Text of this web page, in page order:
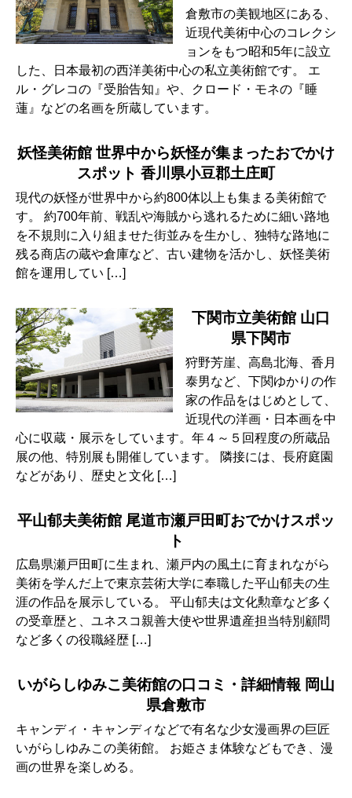
倉敷市の美観地区にある、
近現代美術中心のコレクシ
ョンをもつ昭和5年に設立
した、日本最初の西洋美術中心の私立美術館です。 エ
ル・グレコの『受胎告知』や、クロード・モネの『睡
蓮』などの名画を所蔵しています。
妖怪美術館 世界中から妖怪が集まったおでかけ
スポット 香川県小豆郡土庄町
現代の妖怪が世界中から約800体以上も集まる美術館で
す。 約700年前、戦乱や海賊から逃れるために細い路地
を不規則に入り組ませた街並みを生かし、独特な路地に
残る商店の蔵や倉庫など、古い建物を活かし、妖怪美術
館を運用してい […]
下関市立美術館 山口
県下関市
狩野芳崖、高島北海、香月
泰男など、下関ゆかりの作
家の作品をはじめとして、
近現代の洋画・日本画を中
心に収蔵・展示をしています。年４～５回程度の所蔵品
展の他、特別展も開催しています。 隣接には、長府庭園
などがあり、歴史と文化 […]
平山郁夫美術館 尾道市瀬戸田町おでかけスポッ
ト
広島県瀬戸田町に生まれ、瀬戸内の風土に育まれながら
美術を学んだ上で東京芸術大学に奉職した平山郁夫の生
涯の作品を展示している。 平山郁夫は文化勲章など多く
の受章歴と、ユネスコ親善大使や世界遺産担当特別顧問
など多くの役職経歴 […]
いがらしゆみこ美術館の口コミ・詳細情報 岡山
県倉敷市
キャンディ・キャンディなどで有名な少女漫画界の巨匠
いがらしゆみこの美術館。 お姫さま体験などもでき、漫
画の世界を楽しめる。